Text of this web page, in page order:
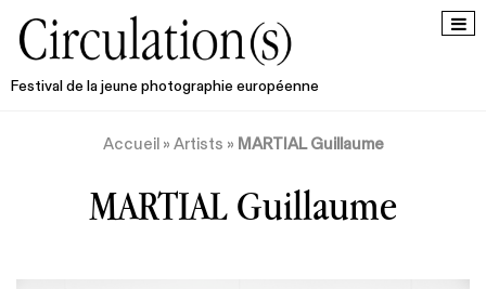
Festival de la jeune photographie européenne
Accueil » Artists » MARTIAL Guillaume
MARTIAL Guillaume